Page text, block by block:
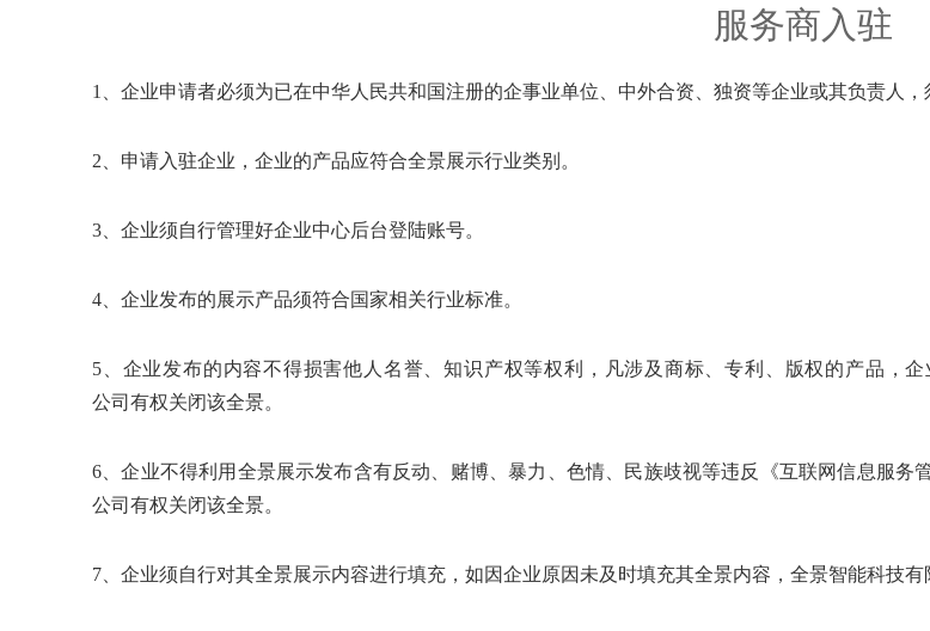
服务商入驻
1、企业申请者必须为已在中华人民共和国注册的企事业单位、中外合资、独资等企业或其负责人
2、申请入驻企业，企业的产品应符合全景展示行业类别。
3、企业须自行管理好企业中心后台登陆账号。
4、企业发布的展示产品须符合国家相关行业标准。
5、企业发布的内容不得损害他人名誉、知识产权等权利，凡涉及商标、专利、版权的产品，
公司有权关闭该全景。
6、企业不得利用全景展示发布含有反动、赌博、暴力、色情、民族歧视等违反《互联网信息服务
公司有权关闭该全景。
7、企业须自行对其全景展示内容进行填充，如因企业原因未及时填充其全景内容， 全景智能科技有